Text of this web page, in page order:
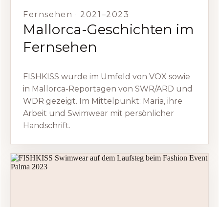
Fernsehen · 2021–2023
Mallorca-Geschichten im
Fernsehen
FISHKISS wurde im Umfeld von VOX sowie
in Mallorca-Reportagen von SWR/ARD und
WDR gezeigt. Im Mittelpunkt: Maria, ihre
Arbeit und Swimwear mit persönlicher
Handschrift.